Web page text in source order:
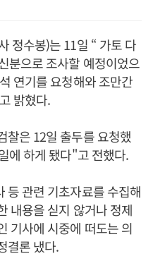
정수봉)는 11일 “ 가토 다
분으로 조사할 예정이었으
연기를 요청해와 조만간
밝혔다.
찰은 12일 출두를 요청했
에 하게 됐다"고 전했다.
등 관련 기초자료를 수집해
내용을 싣지 않거나 정제
기사에 시중에 떠도는 의
결론 냈다.